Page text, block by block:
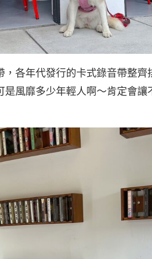
各年代發行的卡式錄音帶整齊
風靡多少年輕人啊～肯定會讓